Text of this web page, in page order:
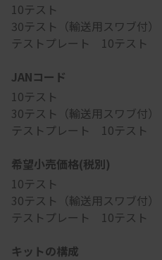
10テスト ：
30テスト（輸送用スワブ付）
テストプレート 10テスト
JANコード
10テスト ：
30テスト（輸送用スワブ付
テストプレート 10テスト
希望小売価格(税別)
10テスト ：
30テスト（輸送用スワブ付
テストプレート 10テスト
キットの構成